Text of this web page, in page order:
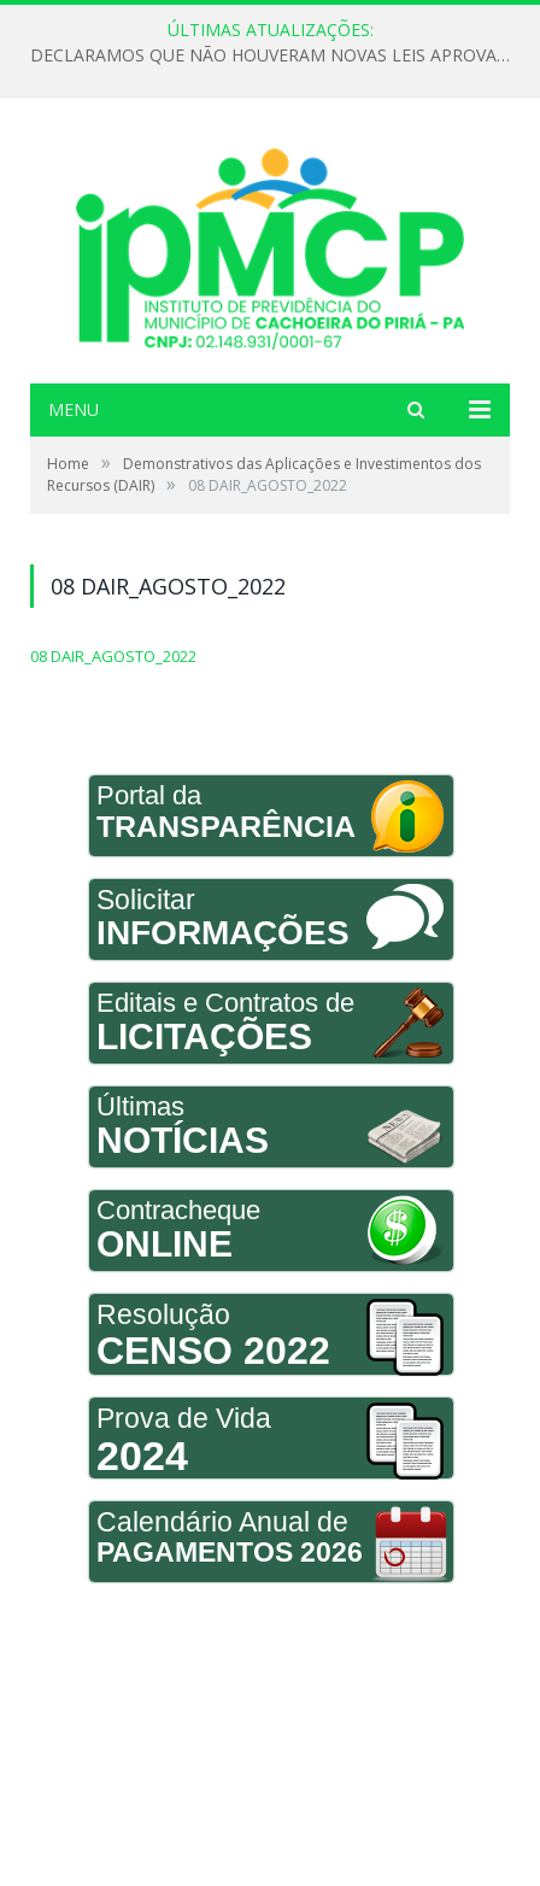
ÚLTIMAS ATUALIZAÇÕES:
DECLARAMOS QUE NÃO HOUVERAM NOVAS LEIS APROVADAS ATÉ O MOMENTO PARA O INSTITUTO DE PREVIDÊNCIA NO ANO DE 2026
MENU
Home »
Demonstrativos das Aplicações e Investimentos dos
Recursos (DAIR) » 08 DAIR_AGOSTO_2022
08 DAIR_AGOSTO_2022
08 DAIR_AGOSTO_2022
Portal da
TRANSPARÊNCIA
Solicitar
INFORMAÇÕES
Editais e Contratos de
LICITAÇÕES
Últimas
NOTÍCIAS
Contracheque
ONLINE
Resolução
CENSO 2022
Prova de Vida
2024
Calendário Anual de
PAGAMENTOS 2026